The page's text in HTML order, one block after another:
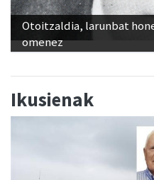
Otoitzaldia, larunbat
omenez
Ikusienak